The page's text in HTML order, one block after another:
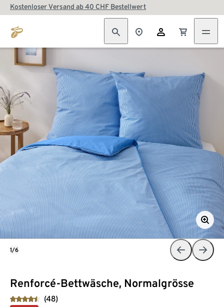
Kostenloser Versand ab 40 CHF Bestellwert
Renforcé-Bettwäsche, Normalgrösse
(48)
1/6